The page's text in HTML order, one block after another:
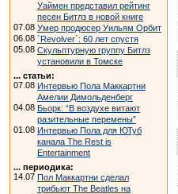
Уаймен представил рейтинг
песен Битлз в новой книге
07.08 Умер продюсер Уильям Орбит
06.08 `Revolver`: 60 лет спустя
05.08 Скульптурную группу Битлз
установили в Томске
... статьи:
07.08 Интервью Пола Маккартни
Амелии Димольденберг
04.08 Бьорк: “В воздухе витают
разительные перемены”
01.08 Интервью Пола для ЮТуб
канала The Rest is
Entertainment
... периодика:
14.07 Пол Маккартни сделал
трибьют The Beatles на